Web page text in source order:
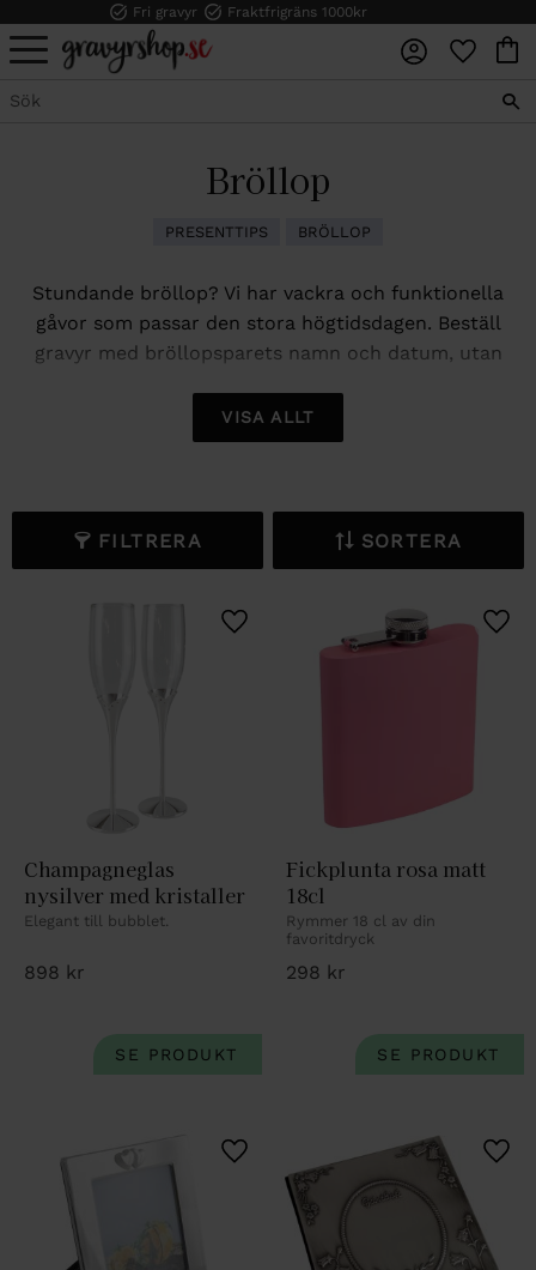
Meny
Fri gravyr Fraktfrigräns 1000kr
Bröllop
PRESENTTIPS BRÖLLOP
Stundande bröllop? Vi har vackra och funktionella
gåvor som passar den stora högtidsdagen. Beställ
gravyr med bröllopsparets namn och datum, utan
VISA ALLT
FILTRERA SORTERA
Champagneglas
nysilver med kristaller
Elegant till bubblet.
898 kr
Lägg till i favoriter
Fickplunta rosa matt
18cl
Rymmer 18 cl av din
favoritdryck
298 kr
Lägg till i favoriter